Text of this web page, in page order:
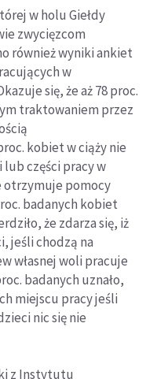
w holu Giełdy
zwycięzcom
również wyniki ankiet
w
się, że aż 78 proc.
traktowaniem przez
kobiet w ciąży nie
lub części pracy w
otrzymuje pomocy
badanych kobiet
że zdarza się, iż
jeśli chodzą na
własnej woli pracuje
badanych uznało,
miejscu pracy jeśli
nic się nie
z Instytutu